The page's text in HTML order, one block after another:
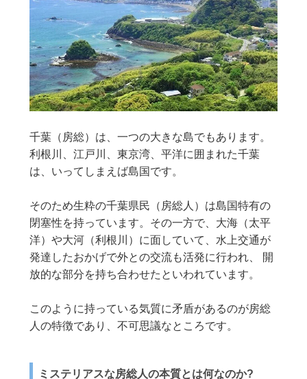
千葉（房総）は、一つの大きな島でもあります。
利根川、江戸川、東京湾、平洋に囲まれた千葉
は、いってしまえば島国です。
そのため生粋の千葉県民（房総人）は島国特有の
閉塞性を持っています。その一方で、大海（太平
洋）や大河（利根川）に面していて、水上交通が
発達したおかげで外との交流も活発に行われ、 開
放的な部分を持ち合わせたといわれています。
このように持っている気質に矛盾があるのが房総
人の特徴であり、不可思議なところです。
ミステリアスな房総人の本質とは何なのか?